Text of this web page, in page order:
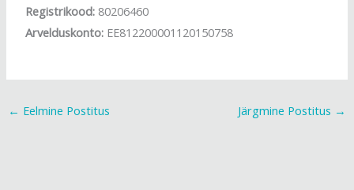
Registrikood: 80206460
Arvelduskonto: EE812200001120150758
← Eelmine Postitus Järgmine Postitus →